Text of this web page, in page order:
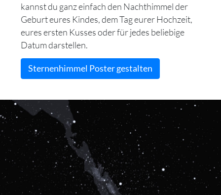
kannst du ganz einfach den Nachthimmel der
Geburt eures Kindes, dem Tag eurer Hochzeit,
eures ersten Kusses oder für jedes beliebige
Datum darstellen.
Sternenhimmel Poster gestalten